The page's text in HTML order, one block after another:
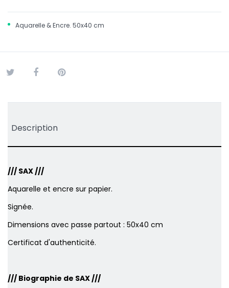
Aquarelle & Encre. 50x40 cm
Description
/// SAX ///
Aquarelle et encre sur papier.
Signée.
Dimensions avec passe partout : 50x40 cm
Certificat d'authenticité.
/// Biographie de SAX ///